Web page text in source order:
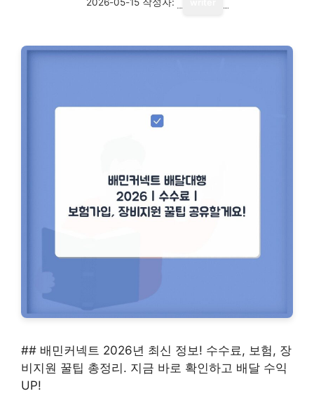
## 배민커넥트 2026년 최신 정보! 수수료, 보험, 장
비지원 꿀팁 총정리. 지금 바로 확인하고 배달 수익
UP!